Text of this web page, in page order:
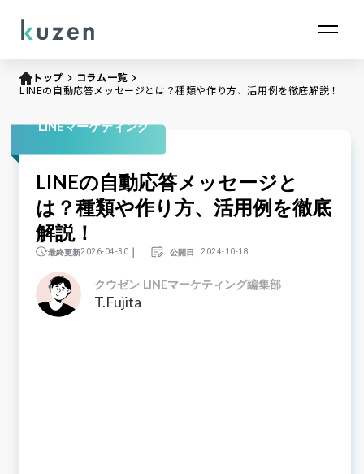
トップ keyboard_arrow_right コラム一覧keyboard_arrow_right
LINEの自動応答メッセージとは？種類や作り方、活用例を徹底解説！
LINEマーケティング
LINEの自動応答メッセージと
は？種類や作り方、活用例を徹底
解説！
最終更新2026-04-30 ｜ 公開日 2024-10-18
クウゼン LINEマーケティング編集部
T.Fujita